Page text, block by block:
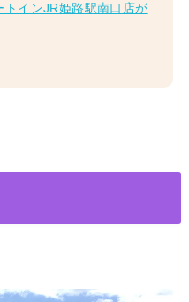
トインJR姫路駅南口店が